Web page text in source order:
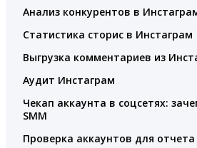
Анализ конкурентов в
Статистика сторис в Инстаграм
Выгрузка комментариев из
Аудит Инстаграм
Чекап аккаунта в соцсетях:
SMM
Проверка аккаунтов для отчета